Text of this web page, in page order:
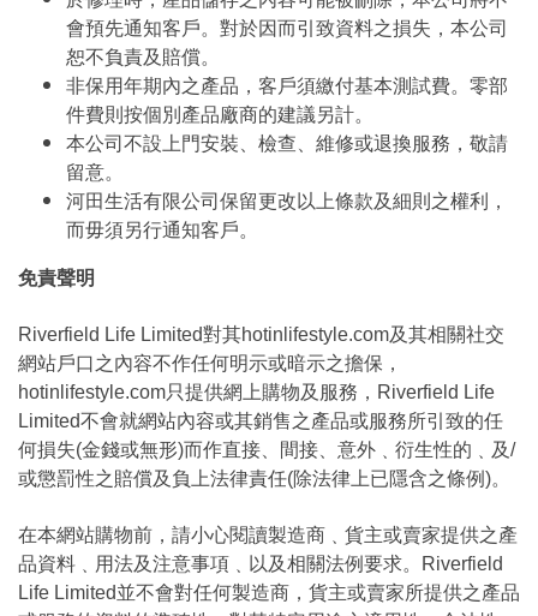
會預先通知客戶。對於因而引致資料之損失，本公司
恕不負責及賠償。
非保用年期內之產品，客戶須繳付基本測試費。零部
件費則按個別產品廠商的建議另計。
本公司不設上門安裝、檢查、維修或退換服務，敬請
留意。
河田生活有限公司保留更改以上條款及細則之權利，
而毋須另行通知客戶。
免責聲明
Riverfield Life Limited對其hotinlifestyle.com及其相關社交
網站戶口之內容不作任何明示或暗示之擔保，
hotinlifestyle.com只提供網上購物及服務，Riverfield Life
Limited不會就網站內容或其銷售之產品或服務所引致的任
何損失(金錢或無形)而作直接、間接、意外﹑衍生性的﹑及/
或懲罰性之賠償及負上法律責任(除法律上已隱含之條例)。
在本網站購物前，請小心閱讀製造商﹑貨主或賣家提供之產
品資料﹑用法及注意事項﹑以及相關法例要求。Riverfield
Life Limited並不會對任何製造商，貨主或賣家所提供之產品